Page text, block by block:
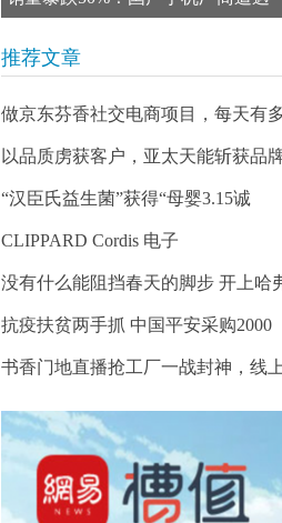
推荐文章
做京东芬香社交电商项目，每天有
以品质虏获客户，亚太天能斩获品
“汉臣氏益生菌”获得“母婴3.15诚
CLIPPARD Cordis 电子
没有什么能阻挡春天的脚步 开上哈
抗疫扶贫两手抓 中国平安采购2000
书香门地直播抢工厂一战封神，线